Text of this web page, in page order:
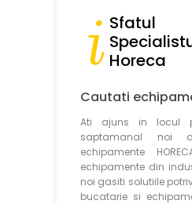
Sfatul
Horeca
Cautati
Ati ajuns in locul
saptamanal noi
echipamente
echipamente din
noi gasiti solutiile
bucatarie si